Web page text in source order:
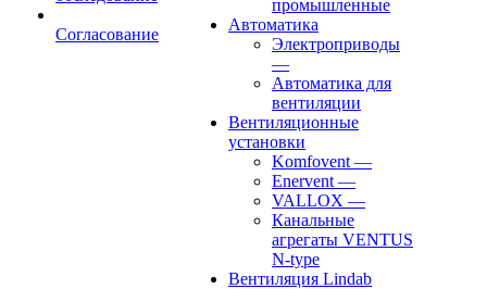
Согласование
промышленные
Автоматика
Электроприводы
—
Автоматика для
вентиляции
Вентиляционные
установки
Komfovent —
Enervent —
VALLOX —
Канальные
агрегаты VENTUS
N-type
Вентиляция Lindab